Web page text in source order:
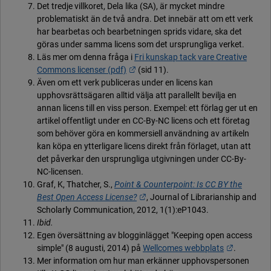
Det tredje villkoret, Dela lika (SA), är mycket mindre
problematiskt än de två andra. Det innebär att om ett verk
har bearbetas och bearbetningen sprids vidare, ska det
göras under samma licens som det ursprungliga verket.
Läs mer om denna fråga i Fri kunskap tack vare Creative
Commons licenser (pdf)
Länk till annan webbplats.
(sid 11).
Även om ett verk publiceras under en licens kan
upphovsrättsägaren alltid välja att parallellt bevilja en
annan licens till en viss person. Exempel: ett förlag ger ut en
artikel offentligt under en CC-By-NC licens och ett företag
som behöver göra en kommersiell användning av artikeln
kan köpa en ytterligare licens direkt från förlaget, utan att
det påverkar den ursprungliga utgivningen under CC-By-
NC-licensen.
Graf, K, Thatcher, S., Point & Counterpoint: Is CC BY the
Best Open Access License?
Länk till annan webbplats.
, Journal of Librarianship and
Scholarly Communication, 2012, 1(1):eP1043.
Ibid.
Egen översättning av blogginlägget "Keeping open access
simple" (8 augusti, 2014) på Wellcomes webbplats Länk till
.
Mer information om hur man erkänner upphovspersonen